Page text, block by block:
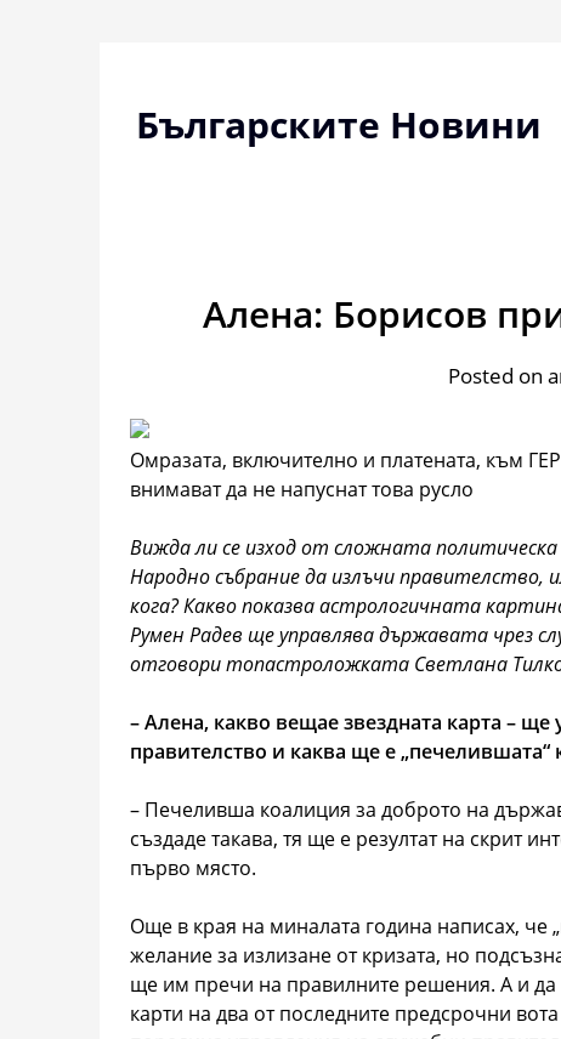
Българските Новини
Алена: Борисов
Posted on
Омразата, включително и платената, към
внимават да не напуснат това русло
Вижда ли се изход от сложната
Народно събрание да излъчи правителство,
кога? Какво показва астрологичната
Румен Радев ще управлява държавата чрез
отговори топастроложката Светлана
– Алена, какво вещае звeздната карта –
правителство и каква ще е „печелившата“
– Печеливша коалиция за доброто на
създаде такава, тя ще е резултат на скрит
първо място.
Още в края на миналата година написах, че
желание за излизане от кризата, но
ще им пречи на правилните решения. А и да
карти на два от последните предсрочни